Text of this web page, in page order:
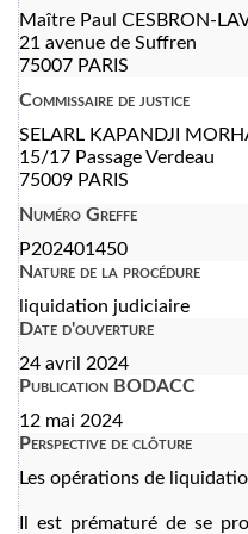
Maître Paul CESBRON-
21 avenue de Suffren
75007 PARIS
Commissaire de justice
SELARL KAPANDJI
15/17 Passage Verdeau
75009 PARIS
Numéro Greffe
P202401450
Nature de la procédure
liquidation judiciaire
Date d'ouverture
24 avril 2024
Publication BODACC
12 mai 2024
Perspective de clôture
Les opérations de
Il est prématuré de se